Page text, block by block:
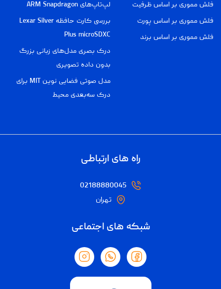
فلش مموری بر اساس ظرفیت
فلش مموری بر اساس پورت
فلش مموری بر اساس برند
لپ‌تاپ‌های ARM Snapdragon
بررسی کارت حافظه Lexar Silver
Plus microSDXC
درک بصری مدل‌های زبانی بزرگ
بدون داده تصویری
مدل صوتی فضایی نوین MIT برای
درک سه‌بعدی محیط
راه های ارتباطی
02188880045
تهران
شبکه های اجتماعی